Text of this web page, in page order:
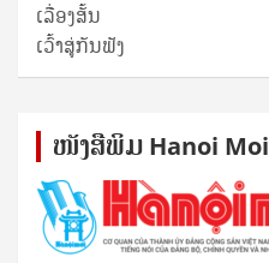
ເລື່ອງສັ້ນ
ເວົ້າສູ່ກັນຟັງ
ໜັງ​ສື​ພິມ Hanoi Moi